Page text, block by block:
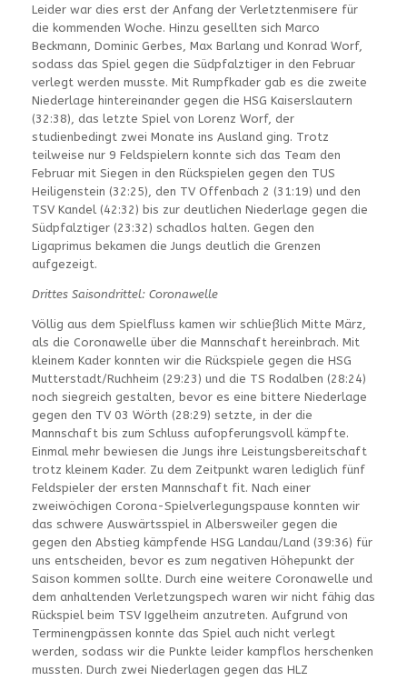
Leider war dies erst der Anfang der Verletztenmisere für
die kommenden Woche. Hinzu gesellten sich Marco
Beckmann, Dominic Gerbes, Max Barlang und Konrad Worf,
sodass das Spiel gegen die Südpfalztiger in den Februar
verlegt werden musste. Mit Rumpfkader gab es die zweite
Niederlage hintereinander gegen die HSG Kaiserslautern
(32:38), das letzte Spiel von Lorenz Worf, der
studienbedingt zwei Monate ins Ausland ging. Trotz
teilweise nur 9 Feldspielern konnte sich das Team den
Februar mit Siegen in den Rückspielen gegen den TUS
Heiligenstein (32:25), den TV Offenbach 2 (31:19) und den
TSV Kandel (42:32) bis zur deutlichen Niederlage gegen die
Südpfalztiger (23:32) schadlos halten. Gegen den
Ligaprimus bekamen die Jungs deutlich die Grenzen
aufgezeigt.
Drittes Saisondrittel: Coronawelle
Völlig aus dem Spielfluss kamen wir schließlich Mitte März,
als die Coronawelle über die Mannschaft hereinbrach. Mit
kleinem Kader konnten wir die Rückspiele gegen die HSG
Mutterstadt/Ruchheim (29:23) und die TS Rodalben (28:24)
noch siegreich gestalten, bevor es eine bittere Niederlage
gegen den TV 03 Wörth (28:29) setzte, in der die
Mannschaft bis zum Schluss aufopferungsvoll kämpfte.
Einmal mehr bewiesen die Jungs ihre Leistungsbereitschaft
trotz kleinem Kader. Zu dem Zeitpunkt waren lediglich fünf
Feldspieler der ersten Mannschaft fit. Nach einer
zweiwöchigen Corona-Spielverlegungspause konnten wir
das schwere Auswärtsspiel in Albersweiler gegen die
gegen den Abstieg kämpfende HSG Landau/Land (39:36) für
uns entscheiden, bevor es zum negativen Höhepunkt der
Saison kommen sollte. Durch eine weitere Coronawelle und
dem anhaltenden Verletzungspech waren wir nicht fähig das
Rückspiel beim TSV Iggelheim anzutreten. Aufgrund von
Terminengpässen konnte das Spiel auch nicht verlegt
werden, sodass wir die Punkte leider kampflos herschenken
mussten. Durch zwei Niederlagen gegen das HLZ